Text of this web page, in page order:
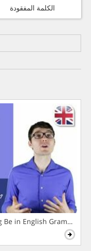
الكلمة المفقودة
Be in English Grammar